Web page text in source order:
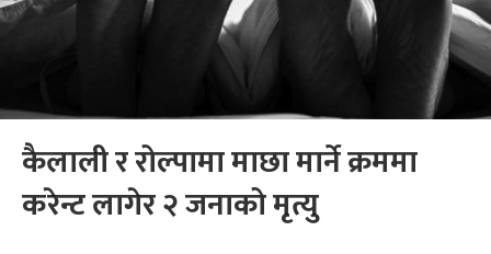
कैलाली र रोल्पामा माछा मार्ने क्रममा
करेन्ट लागेर २ जनाको मृत्यु